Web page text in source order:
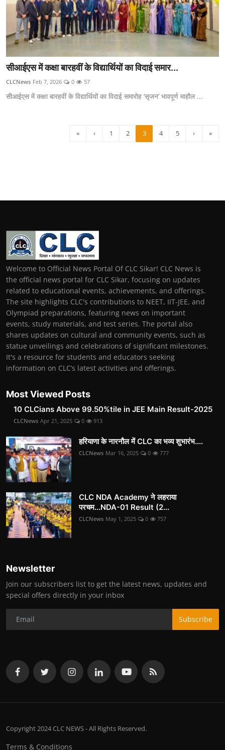
सीआईएस में कक्षा बारहवीं के विद्यार्थियों का विदाई समार...
CLCNews Feb 7, 2026 0 57
सीआईएस में कक्षा बारहवीं के विद्यार्थियों का विदाई समारोह ‘सृजन’ भावपूर्ण माहौल ...
« ‹ 1 2 3 4 5 › »
Welcome to Official News Portal Of CLC Sikar! CLC News is
the official news portal for CLC Sikar, focusing on updates
related to educational events, achievements, and offerings.
The site highlights CLC's contributions to NEET, IIT-JEE, and
Olympiad preparations, featuring news on important
events, study materials, and test series. The portal also
shares updates on cultural and community events, such as
statue unveilings and celebrations of significant milestones.
It's a resource for students and educators seeking
information on CLC’s latest activities and offerings.
Most Viewed Posts
10 CLCians Above 99.50%tile in JEE Main Result-2025
CLCNews Apr 21, 2025 0 913
हरियाणा के नारनौल में CLC का भव्य शुभारंभ....
CLCNews Mar 16, 2025 0 777
CLC NDA Academy ने लहराया
परचम...NDA-01 Result (2...
CLCNews May 1, 2025 0 757
Newsletter
Join our subscribers list to get the latest news, updates and
special offers directly in your inbox
Subscribe
Copyright 2024 CLC NEWS - All Rights Reserved.
Terms & Conditions